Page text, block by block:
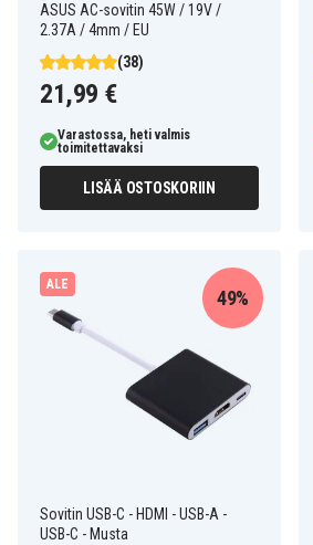
ASUS AC-sovitin 45W / 19V /
2.37A / 4mm / EU
(38)
21,99 €
Varastossa, heti valmis
toimitettavaksi
LISÄÄ OSTOSKORIIN
ALE
Sovitin USB-C - HDMI - USB-A -
USB-C - Musta
49%